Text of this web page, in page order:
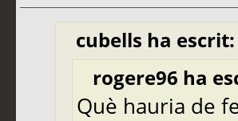
cubells ha escrit:
rogere96 ha
Què hauria de